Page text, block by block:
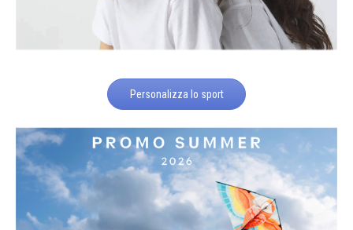
Personalizza lo sport